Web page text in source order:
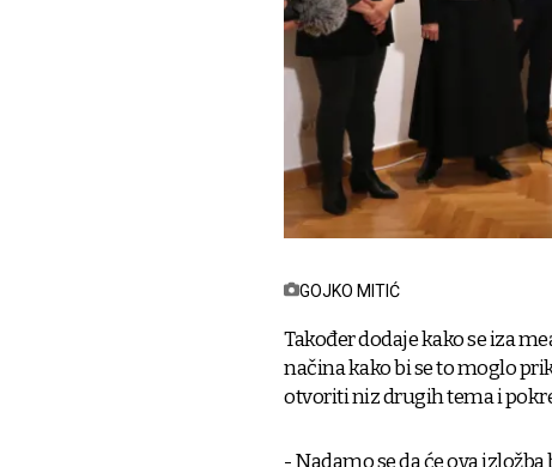
GOJKO MITIĆ
Također dodaje kako se iza
načina kako bi se to moglo
otvoriti niz drugih tema i
- Nadamo se da će ova